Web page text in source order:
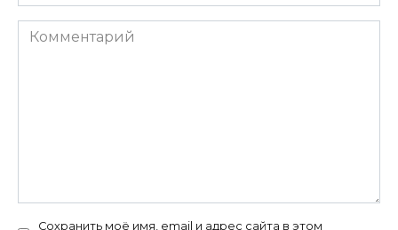
Комментарий
Сохранить моё имя, email и адрес сайта в этом